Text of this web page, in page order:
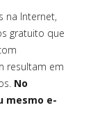
na Internet,
gratuito que
resultam em
No
mesmo e-